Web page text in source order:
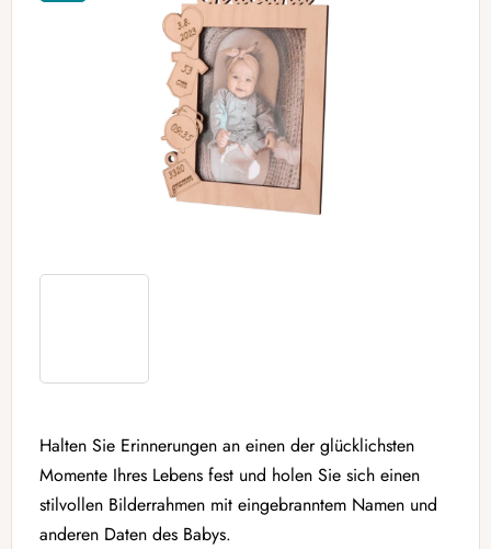
Halten Sie Erinnerungen an einen der glücklichsten
Momente Ihres Lebens fest und holen Sie sich einen
stilvollen Bilderrahmen mit eingebranntem Namen und
anderen Daten des Babys.